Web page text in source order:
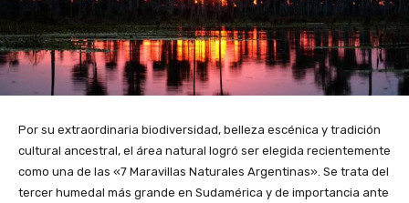
Por su extraordinaria biodiversidad, belleza escénica y tradición
cultural ancestral, el área natural logró ser elegida recientemente
como una de las «7 Maravillas Naturales Argentinas». Se trata del
tercer humedal más grande en Sudamérica y de importancia ante